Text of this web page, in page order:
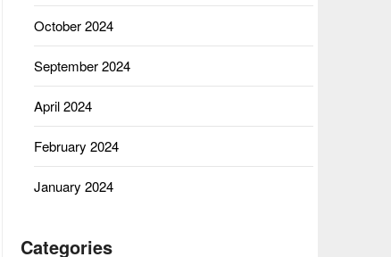
October 2024
September 2024
April 2024
February 2024
January 2024
Categories